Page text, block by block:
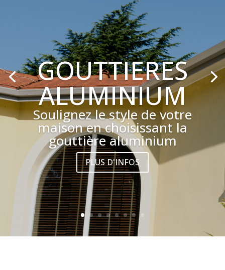
GOUTTIERES
ALUMINIUM
Soulignez le style de votre
maison en choisissant la
gouttière aluminium
PLUS D'INFOS